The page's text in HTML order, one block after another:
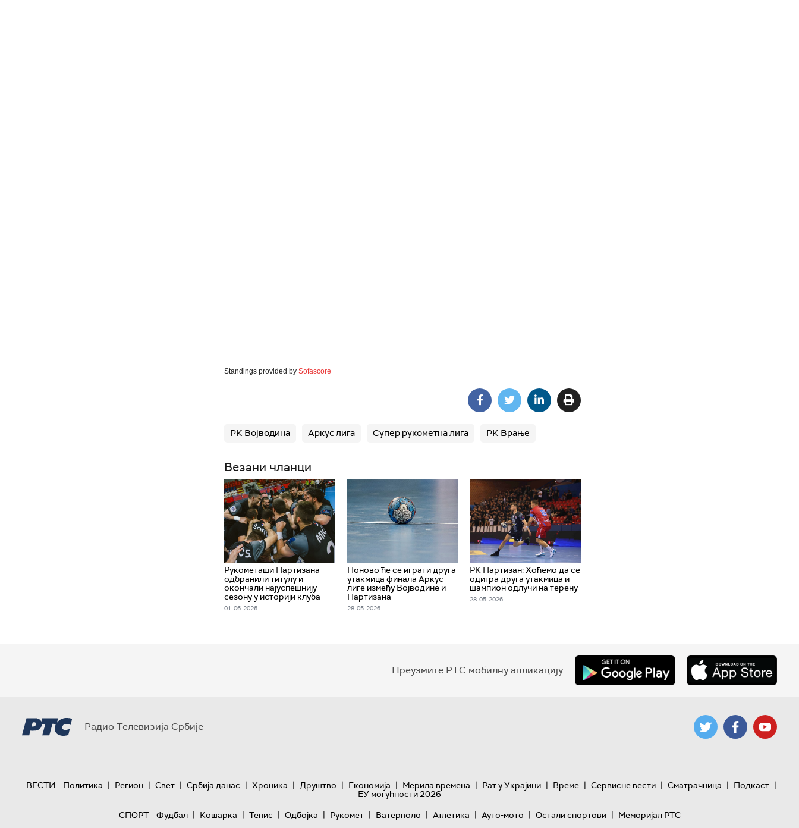
Standings provided by Sofascore
РК Војводина Аркус лига Супер рукометна лига РК Врање
Везани чланци
Рукометаши Партизана
одбранили титулу и
окончали најуспешнију
сезону у историји клуба
01. 06. 2026.
Поново ће се играти друга
утакмица финала Аркус
лиге између Војводине и
Партизана
28. 05. 2026.
РК Партизан: Хоћемо да се
одигра друга утакмица и
шампион одлучи на терену
28. 05. 2026.
Преузмите РТС мобилну апликацију
Радио Телевизија Србије
ВЕСТИ Политика | Регион | Свет | Србија данас | Хроника | Друштво | Економија | Мерила времена | Рат у Украјини | Време | Сервисне вести | Сматрачница | Подкаст |
ЕУ могућности 2026
СПОРТ
Фудбал | Кошарка | Тенис | Одбојка | Рукомет | Ватерполо | Атлетика | Ауто-мото | Остали спортови | Меморијал РТС